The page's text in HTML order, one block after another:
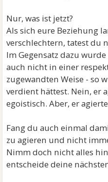
Nur, was ist jetzt?
Als sich eure Beziehung
verschlechtern, tatest du
Im Gegensatz dazu
auch nicht in einer
zugewandten Weise - so
verdient hättest. Nein, er
egoistisch. Aber, er
Fang du auch einmal
zu agieren und nicht
Nimm doch nicht alles
entscheide deine